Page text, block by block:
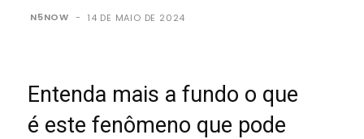
N5NOW - 14 DE MAIO DE 2024
Entenda mais a fundo o que
é este fenômeno que pode